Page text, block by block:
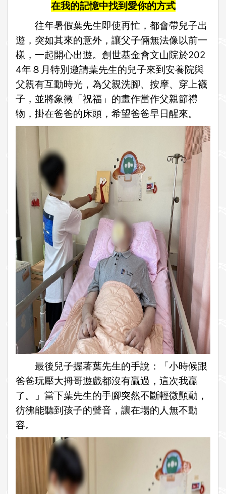
在我的記憶中找到愛你的方式
往年暑假葉先生即使再忙，都會帶兒子出
遊，突如其來的意外，讓父子倆無法像以前一
樣，一起開心出遊。創世基金會文山院於202
4年８月特別邀請葉先生的兒子來到安養院與
父親有互動時光，為父親洗腳、按摩、穿上襪
子，並將象徵「祝福」的畫作當作父親節禮
物，掛在爸爸的床頭，希望爸爸早日醒來。
最後兒子握著葉先生的手說：「小時候跟
爸爸玩壓大拇哥遊戲都沒有贏過，這次我贏
了。」當下葉先生的手腳突然不斷輕微顫動，
彷彿能聽到孩子的聲音，讓在場的人無不動
容。